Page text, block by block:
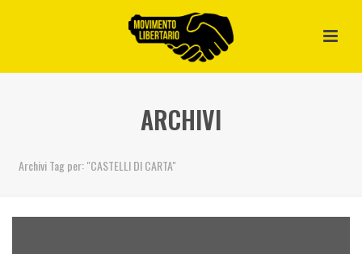
ARCHIVI
Archivi Tag per: "CASTELLI DI CARTA"